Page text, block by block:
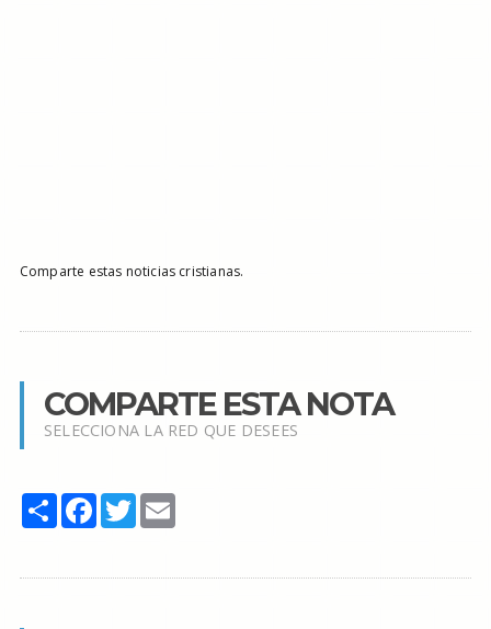
Comparte estas noticias cristianas.
COMPARTE ESTA NOTA
SELECCIONA LA RED QUE DESEES
Share Facebook
TwitterEmail